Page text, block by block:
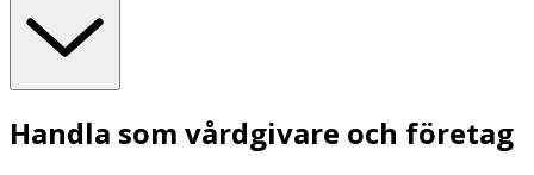
Handla som vårdgivare och företag